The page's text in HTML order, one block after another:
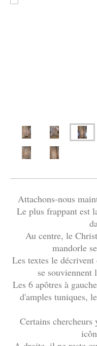
Attachons-nous
Le plus frappant est
Au centre, le
mandorle
Les textes le
se
Les 6 apôtres à
d'amples tuniques,
Certains chercheurs